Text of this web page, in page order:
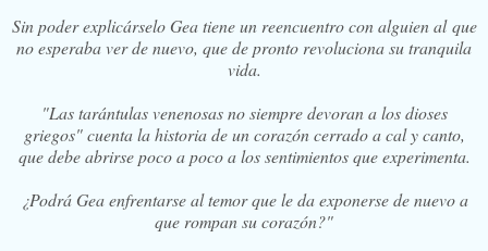
Sin poder explicárselo Gea tiene un reencuentro con alguien al que
no esperaba ver de nuevo, que de pronto revoluciona su tranquila
vida.
"Las tarántulas venenosas no siempre devoran a los dioses
griegos" cuenta la historia de un corazón cerrado a cal y canto,
que debe abrirse poco a poco a los sentimientos que experimenta.
¿Podrá Gea enfrentarse al temor que le da exponerse de nuevo a
que rompan su corazón?"